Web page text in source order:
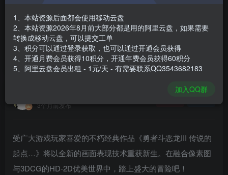
免费
登录购买
安装包大小
游戏本体大小
15.27 GB
3个月前发布
受广大游戏玩家喜爱的不朽经典作品《勇者斗恶龙III 传说的
起点…》将以全新的画面表现技术重获新生。在融合像素图
与3DCG的HD-2D优美世界中，踏上盛大的冒险吧！
1、本站资源后面都会使用移动云盘
2、本站资源2026年8月前大部分都是用的阿里云盘，如果需要
转换成移动云盘，可以提交工单
3、积分可以通过登录获取，也可以通过开通会员获得
4、开通月费会员获得10积分，开通年费会员获得60积分
5、阿里云盘会员出租 - 1元/天 - 有需要联系QQ3543682183
加入QQ群